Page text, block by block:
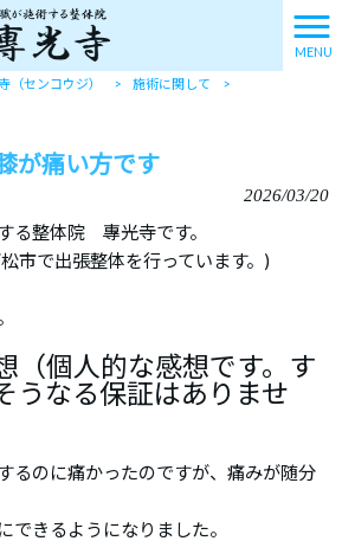
MENU
（センコウジ） > 施術に関して
>
が痛い方です
2026/03/20
る整体院 專光寺です。
市で出張整体を行っています。)
（個人的な感想です。す
うなる保証はありませ
るのに痛かったのですが、痛みが随分
できるようになりました。